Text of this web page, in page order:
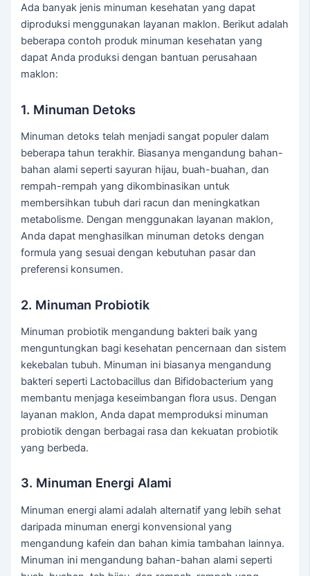
Ada banyak jenis minuman kesehatan yang dapat
diproduksi menggunakan layanan maklon. Berikut adalah
beberapa contoh produk minuman kesehatan yang
dapat Anda produksi dengan bantuan perusahaan
maklon:
1. Minuman Detoks
Minuman detoks telah menjadi sangat populer dalam
beberapa tahun terakhir. Biasanya mengandung bahan-
bahan alami seperti sayuran hijau, buah-buahan, dan
rempah-rempah yang dikombinasikan untuk
membersihkan tubuh dari racun dan meningkatkan
metabolisme. Dengan menggunakan layanan maklon,
Anda dapat menghasilkan minuman detoks dengan
formula yang sesuai dengan kebutuhan pasar dan
preferensi konsumen.
2. Minuman Probiotik
Minuman probiotik mengandung bakteri baik yang
menguntungkan bagi kesehatan pencernaan dan sistem
kekebalan tubuh. Minuman ini biasanya mengandung
bakteri seperti Lactobacillus dan Bifidobacterium yang
membantu menjaga keseimbangan flora usus. Dengan
layanan maklon, Anda dapat memproduksi minuman
probiotik dengan berbagai rasa dan kekuatan probiotik
yang berbeda.
3. Minuman Energi Alami
Minuman energi alami adalah alternatif yang lebih sehat
daripada minuman energi konvensional yang
mengandung kafein dan bahan kimia tambahan lainnya.
Minuman ini mengandung bahan-bahan alami seperti